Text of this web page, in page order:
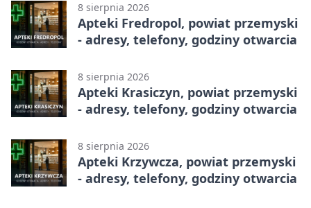
8 sierpnia 2026
Apteki Fredropol, powiat przemyski
- adresy, telefony, godziny otwarcia
8 sierpnia 2026
Apteki Krasiczyn, powiat przemyski
- adresy, telefony, godziny otwarcia
8 sierpnia 2026
Apteki Krzywcza, powiat przemyski
- adresy, telefony, godziny otwarcia